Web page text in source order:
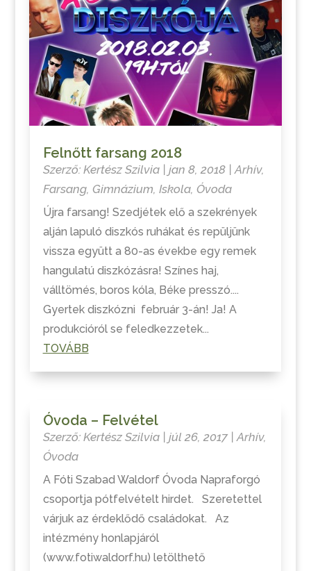
Felnőtt farsang 2018
Szerző: Kertész Szilvia| jan 8, 2018| Arhív,
Farsang, Gimnázium Iskola, Óvoda
Újra farsang! Szedjétek elő a szekrények
alján lapuló diszkós ruhákat és repüljünk
vissza együtt a 80-as évekbe egy remek
hangulatú diszkózásra! Színes haj,
válltömés, boros kóla, Béke presszó....
Gyertek diszkózni február 3-án! Ja! A
produkcióról se feledkezzetek...
TOVÁBB
Óvoda – Felvétel
Szerző: Kertész Szilvia| júl 26, 2017|Arhív,
Óvoda
A Fóti Szabad Waldorf Óvoda Napraforgó
csoportja pótfelvételt hirdet. Szeretettel
várjuk az érdeklődő családokat. Az
intézmény honlapjáról
(www.fotiwaldorf.hu) letölthető